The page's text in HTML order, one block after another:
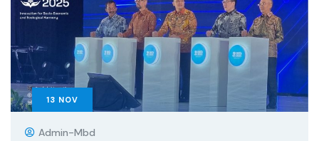
13 NOV
Admin-Mbd